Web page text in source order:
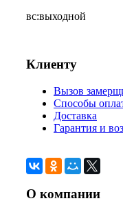
вс:выходной
Клиенту
Вызов
Способы
Доставка
Гарантия и
О компании